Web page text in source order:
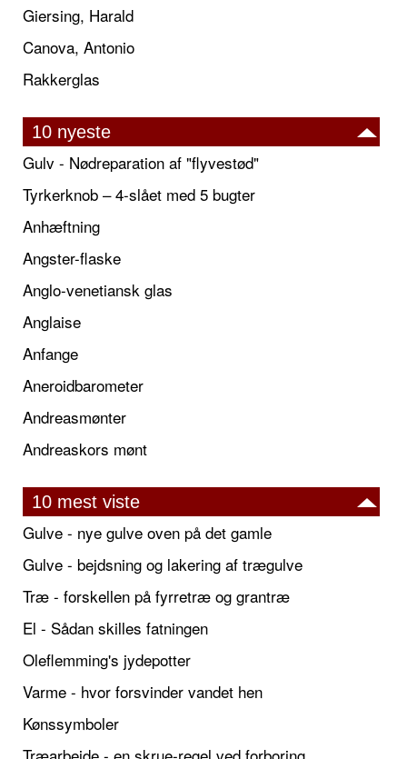
Giersing, Harald
Canova, Antonio
Rakkerglas
10 nyeste
Gulv - Nødreparation af "flyvestød"
Tyrkerknob – 4-slået med 5 bugter
Anhæftning
Angster-flaske
Anglo-venetiansk glas
Anglaise
Anfange
Aneroidbarometer
Andreasmønter
Andreaskors mønt
10 mest viste
Gulve - nye gulve oven på det gamle
Gulve - bejdsning og lakering af trægulve
Træ - forskellen på fyrretræ og grantræ
El - Sådan skilles fatningen
Oleflemming's jydepotter
Varme - hvor forsvinder vandet hen
Kønssymboler